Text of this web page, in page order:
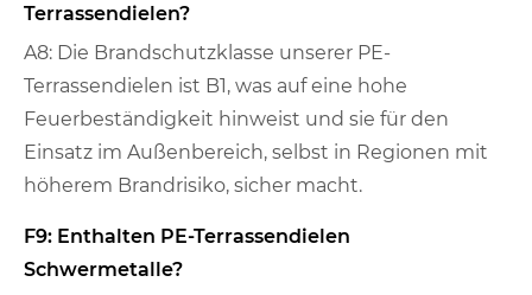
Terrassendielen?
A8: Die Brandschutzklasse unserer PE-
Terrassendielen ist B1, was auf eine hohe
Feuerbeständigkeit hinweist und sie für den
Einsatz im Außenbereich, selbst in Regionen mit
höherem Brandrisiko, sicher macht.
F9: Enthalten PE-Terrassendielen
Schwermetalle?